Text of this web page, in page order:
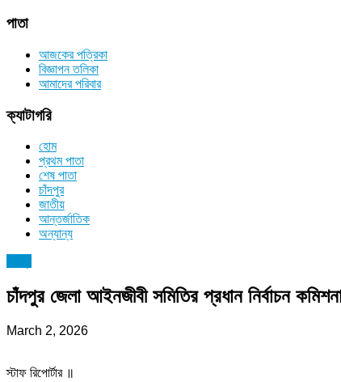
পাতা
আজকের পত্রিকা
বিজ্ঞাপন তলিকা
আমাদের পরিবার
ক্যাটাগরি
হোম
প্রথম পাতা
শেষ পাতা
চাঁদপুর
জাতীয়
আন্তর্জাতিক
অন্যান্য
চাঁদপুর জেলা আইনজীবী সমিতির প্রধান নির্বাচন
March 2, 2026
স্টাফ রিপোর্টার ॥